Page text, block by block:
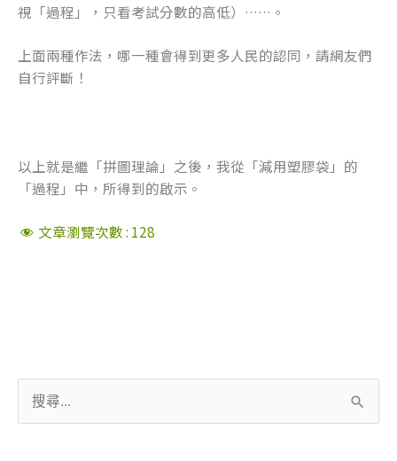
視「過程」，只看考試分數的高低）……。
上面兩種作法，哪一種會得到更多人民的認同，請網友們
自行評斷！
以上就是繼「拼圖理論」之後，我從「減用塑膠袋」的
「過程」中，所得到的啟示。
文章瀏覽次數 : 128
尋